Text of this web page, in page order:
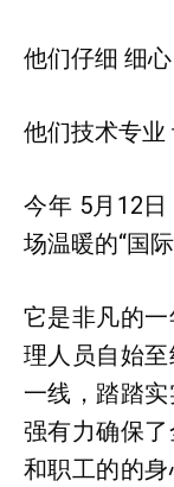
他们仔细 细
他们技术专业
今年 5月12
场温暖的“国
它是非凡的
理人员自始
一线，踏踏
强有力确保
和职工的的